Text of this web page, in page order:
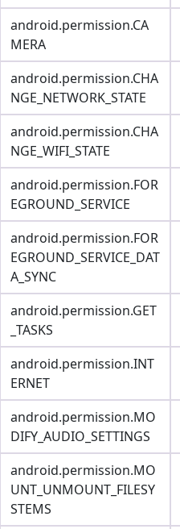
android.permission.CA
MERA
android.permission.CHA
NGE_NETWORK_STATE
android.permission.CHA
NGE_WIFI_STATE
android.permission.FOR
EGROUND_SERVICE
android.permission.FOR
EGROUND_SERVICE_DAT
A_SYNC
android.permission.GET
_TASKS
android.permission.INT
ERNET
android.permission.MO
DIFY_AUDIO_SETTINGS
android.permission.MO
UNT_UNMOUNT_FILESY
STEMS